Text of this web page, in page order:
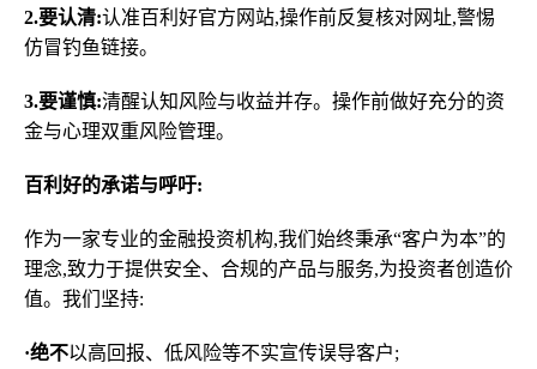
2.要认清:认准百利好官方网站,操作前反复核对网址,警惕
仿冒钓鱼链接。
3.要谨慎:清醒认知风险与收益并存。操作前做好充分的资
金与心理双重风险管理。
百利好的承诺与呼吁:
作为一家专业的金融投资机构,我们始终秉承“客户为本”的
理念,致力于提供安全、合规的产品与服务,为投资者创造价
值。我们坚持:
·绝不以高回报、低风险等不实宣传误导客户;